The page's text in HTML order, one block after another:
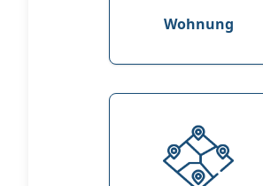
Wohnung